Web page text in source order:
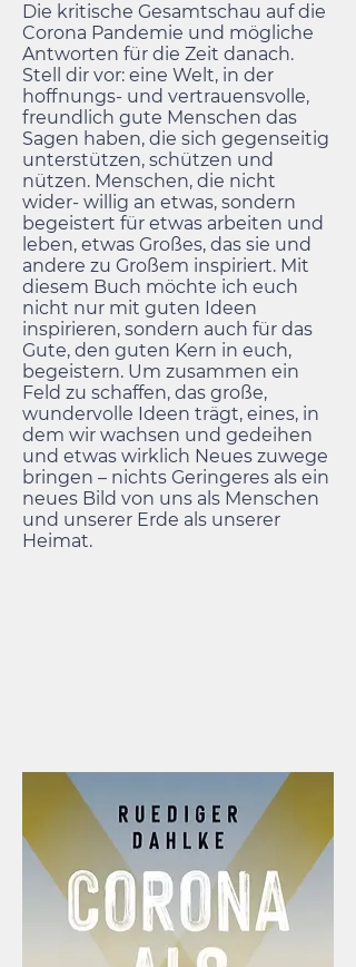
Die kritische Gesamtschau auf die
Corona Pandemie und mögliche
Antworten für die Zeit danach.
Stell dir vor: eine Welt, in der
hoffnungs- und vertrauensvolle,
freundlich gute Menschen das
Sagen haben, die sich gegenseitig
unterstützen, schützen und
nützen. Menschen, die nicht
wider- willig an etwas, sondern
begeistert für etwas arbeiten und
leben, etwas Großes, das sie und
andere zu Großem inspiriert. Mit
diesem Buch möchte ich euch
nicht nur mit guten Ideen
inspirieren, sondern auch für das
Gute, den guten Kern in euch,
begeistern. Um zusammen ein
Feld zu schaffen, das große,
wundervolle Ideen trägt, eines, in
dem wir wachsen und gedeihen
und etwas wirklich Neues zuwege
bringen – nichts Geringeres als ein
neues Bild von uns als Menschen
und unserer Erde als unserer
Heimat.